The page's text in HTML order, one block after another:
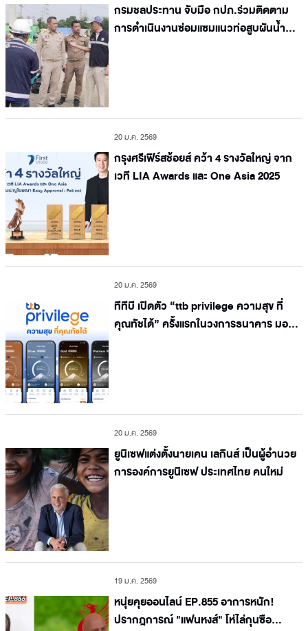
กรมชลประทาน จับมือ กปภ.ร่วมติดตาม
การดำเนินงานซ่อมแซมแนวท่อสูบผันน้ำ
20 ม.ค. 2569
กรุงศรีเฟิร์สช้อยส์ คว้า 4 รางวัลใหญ่ จาก
เวที LIA Awards และ One Asia 2025
20 ม.ค. 2569
ทีทีบี เปิดตัว “ttb privilege ความสุข ที่
คุณทัชได้” ครั้งแรกในวงการธนาคาร มอบ
20 ม.ค. 2569
ยูนิเซฟแต่งตั้งนายเคน เลกินส์ เป็นผู้อำนวย
การองค์การยูนิเซฟ ประเทศไทย คนใหม่
19 ม.ค. 2569
หนุ่ยคุยออนไลน์ EP.855 อาการหนัก!
ปรากฎการณ์ "แฟนหงส์" โห่ไล่กุนซือ